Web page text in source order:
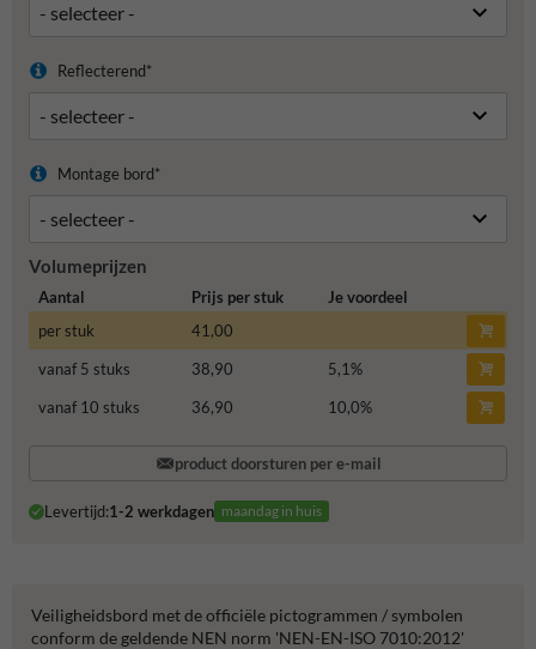
Reflecterend*
Montage bord*
Volumeprijzen
Aantal Prijs per stuk
Je voordeel
per stuk
41,00
vanaf 5 stuks
38,90 5,1%
vanaf 10 stuks
36,90 10,0%
product doorsturen per e-mail
Levertijd:1-2 werkdagen maandag in huis
Veiligheidsbord met de officiële pictogrammen / symbolen
conform de geldende NEN norm 'NEN-EN-ISO 7010:2012'